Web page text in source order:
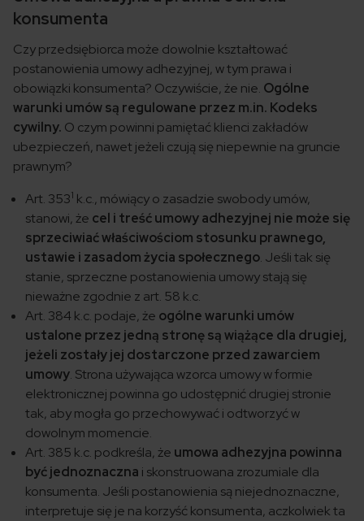
konsumenta
Czy przedsiębiorca może dowolnie kształtować
postanowienia umowy adhezyjnej, w tym prawa i
obowiązki konsumenta? Oczywiście, że nie. Ogólne
warunki umów są regulowane przez m.in. Kodeks
cywilny. O czym powinni pamiętać klienci zakładów
ubezpieczeń, nawet jeżeli czują się niepewnie na gruncie
prawnym?
Art. 3531 k.c., mówiący o zasadzie swobody umów,
stanowi, że cel i treść umowy adhezyjnej nie może się
sprzeciwiać właściwościom stosunku prawnego,
ustawie i zasadom życia społecznego. Jeśli tak się
stanie, sprzeczne postanowienia umowy stają się
nieważne zgodnie z art. 58 k.c.
Art. 384 k.c. podaje, że ogólne warunki umów
ustalone przez jedną stronę są wiążące dla drugiej,
jeżeli zostały jej dostarczone przed zawarciem
umowy. Strona używająca wzorca umowy w formie
elektronicznej powinna go udostępnić drugiej stronie
tak, aby mogła go przechowywać i odtworzyć w
dowolnym momencie.
Art. 385 k.c. podkreśla, że umowa adhezyjna powinna
być jednoznaczna i skonstruowana zrozumiale dla
konsumenta. Jeśli postanowienia są niejednoznaczne,
interpretuje się je na korzyść konsumenta, aczkolwiek ta